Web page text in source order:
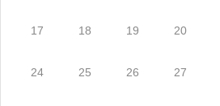
17 18 19 20
24 25 26 27